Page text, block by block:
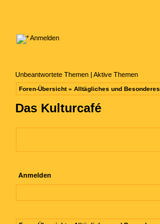
Anmelden
Unbeantwortete Themen | Aktive Themen
Foren-Übersicht» Alltägliches und Besonderes
Das Kulturcafé
Anmelden